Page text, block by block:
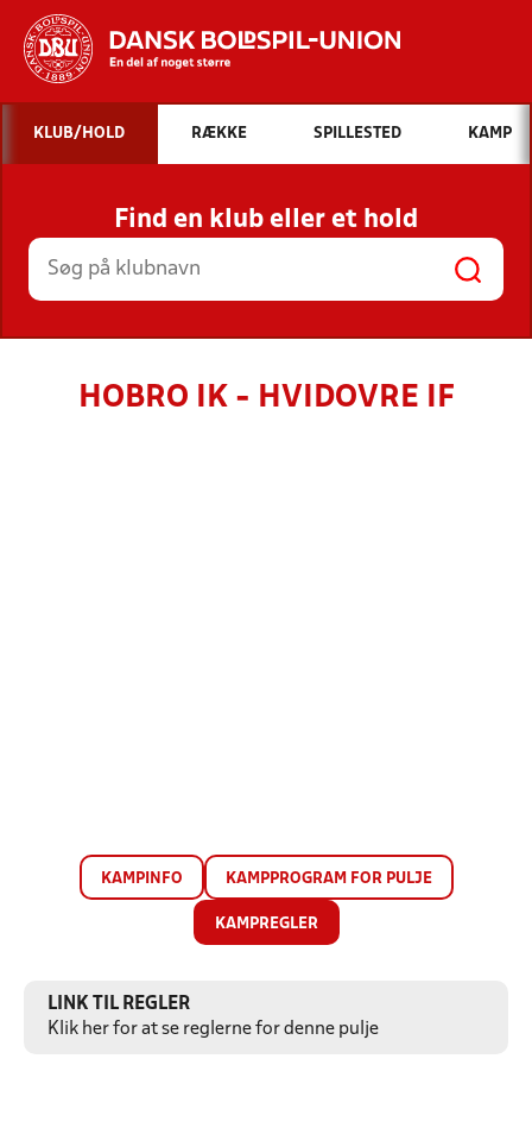
Hvad vil du søge efter?
INDHOLD OG NYHEDER
STILLINGER, RESULTATER, KLUBBER OG
HOLD
KLUB/HOLD RÆKKE SPILLESTED KAMP
Find en klub eller et hold
HOBRO IK - HVIDOVRE IF
KAMPINFO KAMPPROGRAM FOR PULJE
KAMPREGLER
LINK TIL REGLER
Klik her for at se reglerne for denne pulje